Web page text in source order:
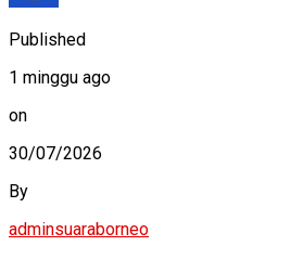
Published
1 minggu ago
on
30/07/2026
By
adminsuaraborneo